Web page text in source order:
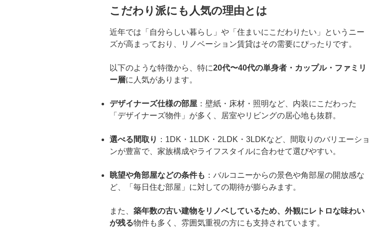
こだわり派にも人気の理由とは
近年では「自分らしい暮らし」や「住まいにこだわりたい」というニー
ズが高まっており、リノベーション賃貸はその需要にぴったりです。
以下のような特徴から、特に20代〜40代の単身者・カップル・ファミリ
ー層に人気があります。
デザイナーズ仕様の部屋 ：壁紙・床材・照明など、内装にこだわった
「デザイナーズ物件」が多く、居室やリビングの居心地も抜群。
選べる間取り ：1DK・1LDK・2LDK・3LDKなど、間取りのバリエーショ
ンが豊富で、家族構成やライフスタイルに合わせて選びやすい。
眺望や角部屋などの条件も ：バルコニーからの景色や角部屋の開放感な
ど、「毎日住む部屋」に対しての期待が膨らみます。
また、 築年数の古い建物をリノベしているため、外観にレトロな味わい
が残る物件も多く、雰囲気重視の方にも支持されています。